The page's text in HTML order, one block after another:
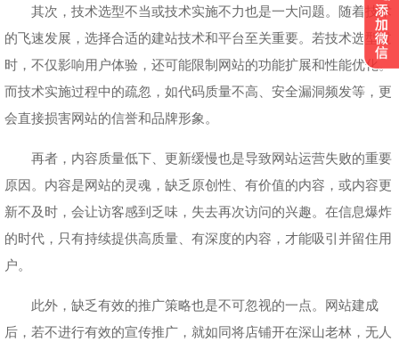
其次，技术选型不当或技术实施不力也是一大问题。随着技术
的飞速发展，选择合适的建站技术和平台至关重要。若技术选型过
时，不仅影响用户体验，还可能限制网站的功能扩展和性能优化。
而技术实施过程中的疏忽，如代码质量不高、安全漏洞频发等，更
会直接损害网站的信誉和品牌形象。
再者，内容质量低下、更新缓慢也是导致网站运营失败的重要
原因。内容是网站的灵魂，缺乏原创性、有价值的内容，或内容更
新不及时，会让访客感到乏味，失去再次访问的兴趣。在信息爆炸
的时代，只有持续提供高质量、有深度的内容，才能吸引并留住用
户。
此外，缺乏有效的推广策略也是不可忽视的一点。网站建成
后，若不进行有效的宣传推广，就如同将店铺开在深山老林，无人